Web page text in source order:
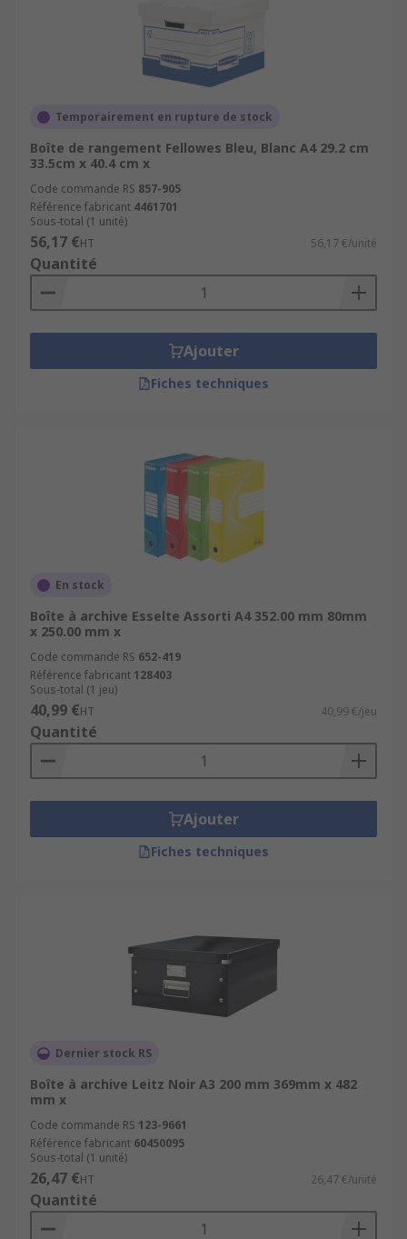
Temporairement en rupture de stock
Boîte de rangement Fellowes Bleu, Blanc A4 29.2 cm
33.5cm x 40.4 cm x
Code commande RS 857-905
Référence fabricant 4461701
Sous-total (1 unité)
56,17 €HT 56,17 €/unité
Quantité
Ajouter
Fiches techniques
En stock
Boîte à archive Esselte Assorti A4 352.00 mm 80mm
x 250.00 mm x
Code commande RS 652-419
Référence fabricant 128403
Sous-total (1 jeu)
40,99 €HT 40,99 €/jeu
Quantité
Ajouter
Fiches techniques
Dernier stock RS
Boîte à archive Leitz Noir A3 200 mm 369mm x 482
mm x
Code commande RS 123-9661
Référence fabricant 60450095
Sous-total (1 unité)
26,47 €HT 26,47 €/unité
Quantité